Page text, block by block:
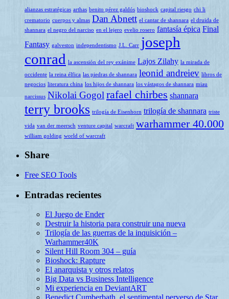
alianzas estratégicas arthas benito pérez galdós bioshock capital riesgo chi li
crematorio cuerpos y almas Dan Abnett el cantar de shannara el druida de
shannara el negro del narciso en el lejero evelio rosero fantasía épica Final
Fantasy galveston independentismo J.L. Carr joseph
conrad la ascensión del rey exánime Lajos Zilahy la mirada de
occidente la reina élfica las piedras de shannara leonid andreiev libros de
negocios literatura china los hijos de shannara los vástagos de shannara miau
narcissus Nikolai Gogolrafael chirbes shannara
terry brooks trilogía de Eisenhorn trilogía de shannara triste
vida van der meersch venture capital warcraft warhammer 40.000
william golding world of warcraft
Share
Free SEO Tools
Entradas recientes
El Juego de Ender
Destruir la historia para construir una nueva
Trilogía de las guerras de la inquisición –
Warhammer40K
Silent Hill Room 304 – guía
Bioshock: Rapture
El anarquista y otros relatos
Big Data vs Business Intelligence
Mi experiencia en DeviantART